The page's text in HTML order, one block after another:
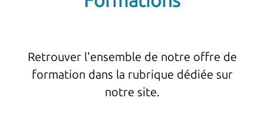
Retrouver l'ensemble de notre offre de
formation dans la rubrique dédiée sur
notre site.